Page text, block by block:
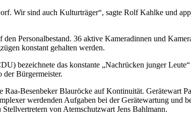
Wir sind auch Kulturträger“, sagte Rolf Kahlke und
Personalbestand. 36 aktive Kameradinnen und
konstant gehalten werden.
bezeichnete das konstante „Nachrücken junger
der Bürgermeister.
Raa-Besenbeker Blauröcke auf Kontinuität. Gerätewart
werdenden Aufgaben bei der Gerätewartung und
von Atemschutzwart Jens Bahlmann.